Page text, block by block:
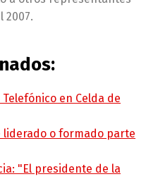
2007.
en Celda de
liderado o formado parte
"El presidente de la